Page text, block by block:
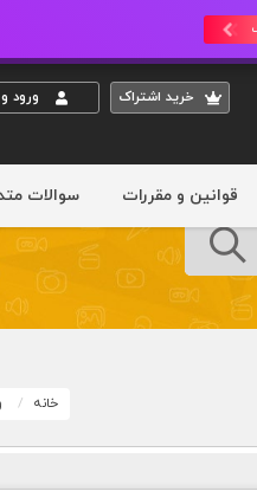
خريد اشتراک ورود
قوانین و مقررات سوالات
خانه